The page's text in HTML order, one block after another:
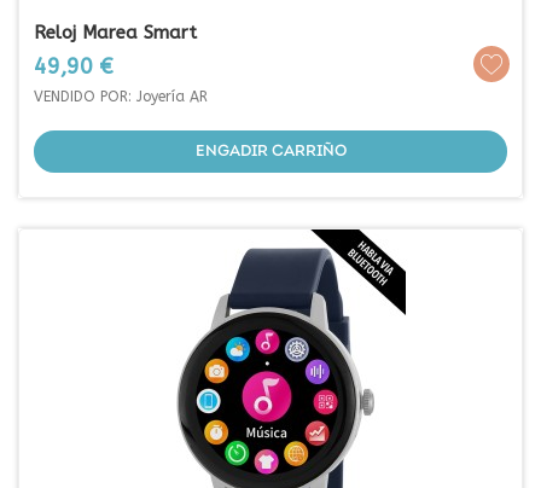
Reloj Marea Smart
Prezo
49,90 €
VENDIDO POR: Joyería AR
ENGADIR CARRIÑO